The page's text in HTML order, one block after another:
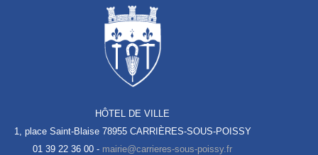
HÔTEL DE VILLE
1, place Saint-Blaise 78955 CARRIÈRES-SOUS-POISSY
01 39 22 36 00 -